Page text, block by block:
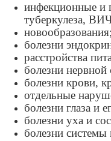
инфекционные и
туберкулеза,
новообразования;
болезни
расстройства
болезни нервной
болезни крови,
отдельные
болезни глаза и
болезни уха и
болезни